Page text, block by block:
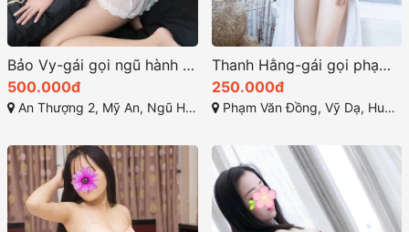
Bảo Vy-gái gọi ngũ hành sơn Làm tình phê sung sướng
500.000đ
An Thượng 2, Mỹ An, Ngũ Hành Sơn, Đà Nẵng
Thanh Hằng-gái gọi phạm văn đồng huế nước nôi đầm đìa
250.000đ
Phạm Văn Đồng, Vỹ Dạ, Huế, Thừa Thiên Huế